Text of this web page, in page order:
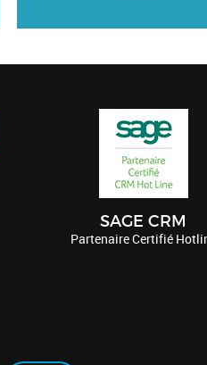
SAGE CRM
Partenaire Certifié